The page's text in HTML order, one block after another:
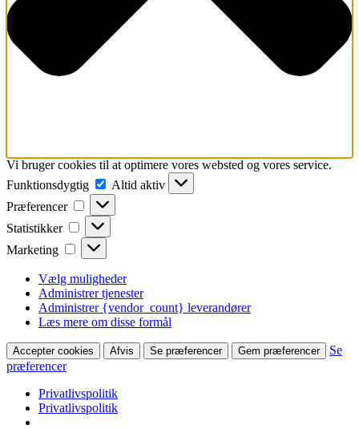
Vi bruger cookies til at optimere vores websted og vores service.
Funktionsdygtig
Funktionsdygtig
Altid aktiv
Præferencer
Præferencer
Statistikker Statistikker
Marketing Marketing
Vælg muligheder
Administrer tjenester
Administrer {vendor_count} leverandører
Læs mere om disse formål
Accepter cookies Afvis Se præferencer Gem præferencer
Se
præferencer
Privatlivspolitik
Privatlivspolitik